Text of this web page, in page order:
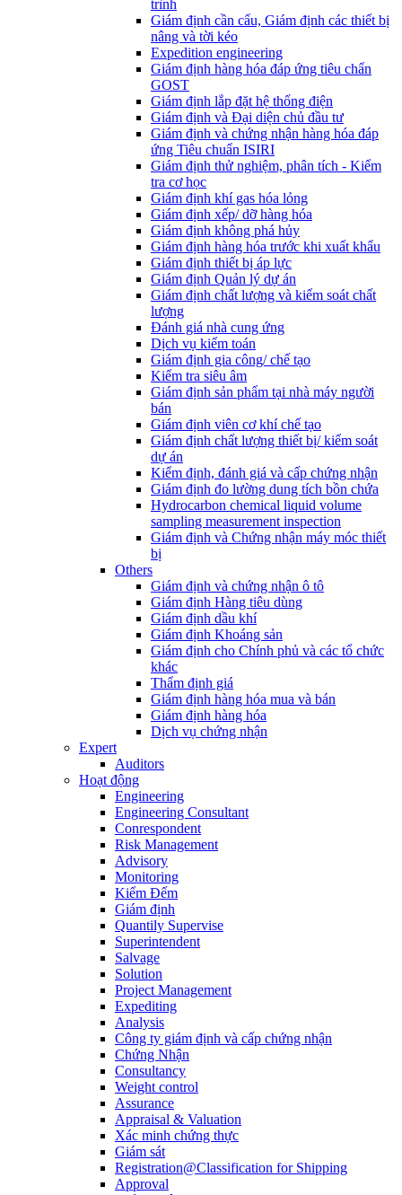
trình
Giám định cần cẩu, Giám định các thiết bị
nâng và tời kéo
Expedition engineering
Giám định hàng hóa đáp ứng tiêu chẩn
GOST
Giám định lắp đặt hệ thống điện
Giám định và Đại diện chủ đầu tư
Giám định và chứng nhận hàng hóa đáp
ứng Tiêu chuẩn ISIRI
Giám định thử nghiệm, phân tích - Kiểm
tra cơ học
Giám định khí gas hóa lỏng
Giám định xếp/ dỡ hàng hóa
Giám định không phá hủy
Giám định hàng hóa trước khi xuất khẩu
Giám định thiết bị áp lực
Giám định Quản lý dự án
Giám định chất lượng và kiểm soát chất
lượng
Đánh giá nhà cung ứng
Dịch vụ kiểm toán
Giám định gia công/ chế tạo
Kiểm tra siêu âm
Giám định sản phẩm tại nhà máy người
bán
Giám định viên cơ khí chế tạo
Giám định chất lượng thiết bị/ kiểm soát
dự án
Kiểm định, đánh giá và cấp chứng nhận
Giám định đo lường dung tích bồn chứa
Hydrocarbon chemical liquid volume
sampling measurement inspection
Giám định và Chứng nhận máy móc thiết
bị
Others
Giám định và chứng nhận ô tô
Giám định Hàng tiêu dùng
Giám định dầu khí
Giám định Khoáng sản
Giám định cho Chính phủ và các tổ chức
khác
Thẩm định giá
Giám định hàng hóa mua và bán
Giám định hàng hóa
Dịch vụ chứng nhận
Expert
Auditors
Hoạt động
Engineering
Engineering Consultant
Conrespondent
Risk Management
Advisory
Monitoring
Kiểm Đếm
Giám định
Quantily Supervise
Superintendent
Salvage
Solution
Project Management
Expediting
Analysis
Công ty giám định và cấp chứng nhận
Chứng Nhận
Consultancy
Weight control
Assurance
Appraisal & Valuation
Xác minh chứng thực
Giám sát
Registration@Classification for Shipping
Approval